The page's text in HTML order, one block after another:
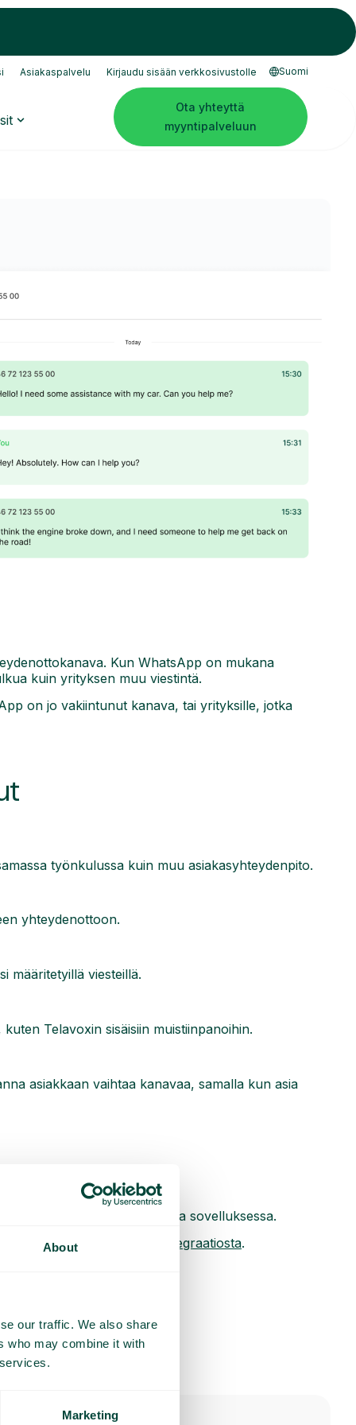
About
our traffic. We also share
who may combine it with
Marketing
Asiakaspalvelu Kirjaudu sisään verkkosivustolle Suomi
Ota yhteyttä
myyntipalveluun
Kun WhatsApp on mukana
kuin yrityksen muu viestintä.
on jo vakiintunut kanava, tai yrityksille, jotka
työnkulussa kuin muu asiakasyhteydenpito.
yhteydenottoon.
määritetyillä viesteillä.
Telavoxin sisäisiin muistiinpanoihin.
asiakkaan vaihtaa kanavaa, samalla kun asia
– kaikki yhdessä ja samassa sovelluksessa.
tai lue lisää
WhatsApp-integraatiosta.